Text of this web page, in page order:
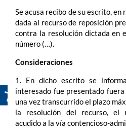
Se acusa recibo de su escrito,
dada al recurso de reposición
contra la resolución dictada en
número (…).
Consideraciones
1. En dicho escrito se
interesado fue presentado
una vez transcurrido el plazo
la resolución del recurso, el
acudido a la vía contencioso-